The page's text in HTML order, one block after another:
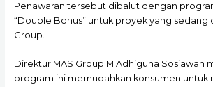
Penawaran tersebut dibalut dengan
“Double Bonus” untuk proyek yang sedang
Group.
Direktur MAS Group M Adhiguna Sosiawan
program ini memudahkan konsumen untuk